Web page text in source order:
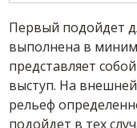
Первый подойдет
выполнена в
представляет
выступ. На
рельеф
подойдет в тех